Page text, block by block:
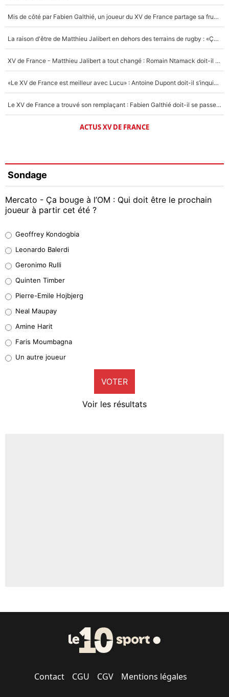
Mis de côté par Fabien Galthié, un joueur du XV de France partage sa frustration : «ils ne me l’ont pas dit tout de suite»
La raison d'être de Matthieu Jalibert en dehors des terrains de rugby : «Ça m'atteint autant que si tu touches à un membre de ma famille»
XV de France - Matthieu Jalibert a tout changé : Romain Ntamack doit-il s’inquiéter pour sa place à un an de la Coupe du monde ?
«Le XV de France est meilleur avec Lucu» : Antoine Dupont doit-il s’inquiéter pour sa place ?
Le XV de France a trouvé son remplaçant : Fabien Galthié doit-il se passer d'Antoine Dupont ?
ACTUS XV DE FRANCE
Sondage
Mercato - Ça bouge à l’OM : Qui doit être le prochain
joueur à partir cet été ?
38%
32%
5%
1%
9%
Geoffrey Kondogbia
Leonardo Balerdi
Geronimo Rulli
Quinten Timber
Pierre-Emile Hojbjerg
Neal Maupay
Amine Harit
Faris Moumbagna
Un autre joueur
VOTER
Voir les résultats
Contact CGU CGV Mentions légales